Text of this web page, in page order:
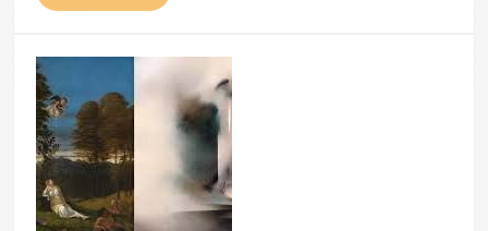
MÁS